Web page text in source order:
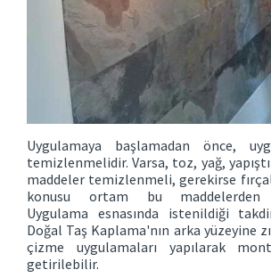
Uygulamaya başlamadan önce,
temizlenmelidir. Varsa, toz, yağ,
maddeler temizlenmeli, gerekirse
konusu ortam bu maddelerden
Uygulama esnasında istenildiği
Doğal Taş Kaplama'nın arka yüzeyine
çizme uygulamaları yapılarak
getirilebilir.